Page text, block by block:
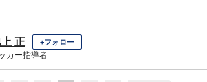
正 +フォロー
カー指導者